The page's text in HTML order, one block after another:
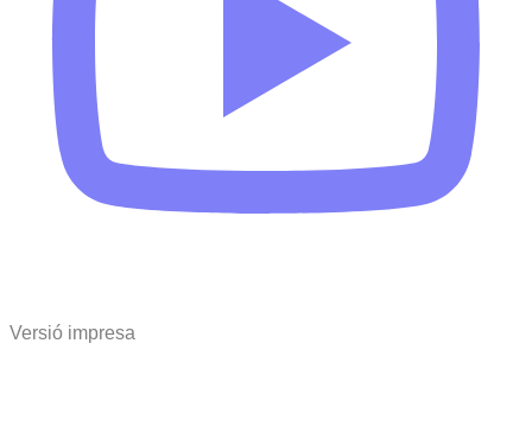
Versió impresa